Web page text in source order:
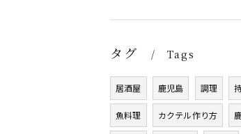
タグ Tags
居酒屋 鹿児島 調理
魚料理 カクテル作り方